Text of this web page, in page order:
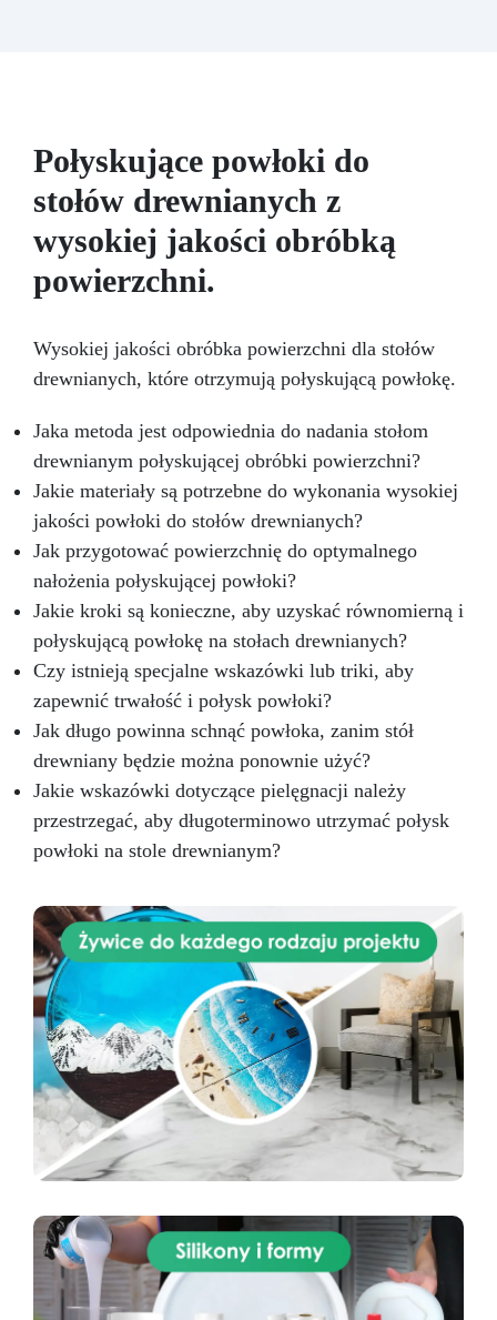
Połyskujące powłoki do
stołów drewnianych z
wysokiej jakości obróbką
powierzchni.
Wysokiej jakości obróbka powierzchni dla stołów
drewnianych, które otrzymują połyskującą powłokę.
Jaka metoda jest odpowiednia do nadania stołom
drewnianym połyskującej obróbki powierzchni?
Jakie materiały są potrzebne do wykonania wysokiej
jakości powłoki do stołów drewnianych?
Jak przygotować powierzchnię do optymalnego
nałożenia połyskującej powłoki?
Jakie kroki są konieczne, aby uzyskać równomierną i
połyskującą powłokę na stołach drewnianych?
Czy istnieją specjalne wskazówki lub triki, aby
zapewnić trwałość i połysk powłoki?
Jak długo powinna schnąć powłoka, zanim stół
drewniany będzie można ponownie użyć?
Jakie wskazówki dotyczące pielęgnacji należy
przestrzegać, aby długoterminowo utrzymać połysk
powłoki na stole drewnianym?